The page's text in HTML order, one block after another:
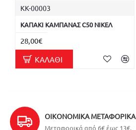
ΚΚ-00003
ΚΑΠΑΚΙ ΚΑΜΠΑΝΑΣ C50 ΝΙΚΕΛ
28,00€
ΚΑΛΆΘΙ
ΟΙΚΟΝΟΜΙΚΆ ΜΕΤΑΦΟΡΙΚΆ
Μεταφορικά από 6€ έως 13€.